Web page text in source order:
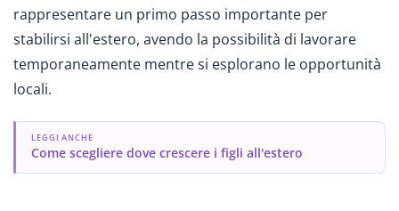
rappresentare un primo passo importante per
stabilirsi all'estero, avendo la possibilità di lavorare
temporaneamente mentre si esplorano le opportunità
locali.
LEGGI ANCHE
Come scegliere dove crescere i figli all'estero